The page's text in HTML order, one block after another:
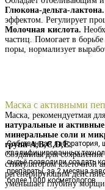
Собственная лаборатория,
квалифицированных
сырьё позволили создать
препараты, за 2 месяца
более 1000 косметологов.
Глюкона-дельта-лактона.
эффектом. Регулирует
Молочная кислота.
частиц. Помогает в
поры, нормализует
Маска с активными
Маска, рекомендуетмая
натуральные и
минеральные соли и
групп А,В,С,D,Е.
Созданная для
стимулятором клеточной
регенерирующим
уменьшает глубину